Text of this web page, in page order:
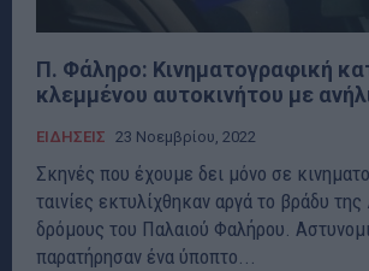
Π. Φάληρο: Κινηματογραφική
κλεμμένου αυτοκινήτου με
ΕΙΔΗΣΕΙΣ 23 Νοεμβρίου, 2022
Σκηνές που έχουμε δει μόνο σε
ταινίες εκτυλίχθηκαν αργά το βράδυ
δρόμους του Παλαιού Φαλήρου. Αστυνομικοί
παρατήρησαν ένα ύποπτο...